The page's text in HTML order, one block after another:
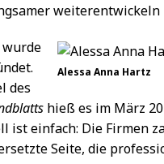
weiterentwickeln
Alessa Anna Hartz
des
hieß es im März
ist einfach: Die Firmen
Seite, die